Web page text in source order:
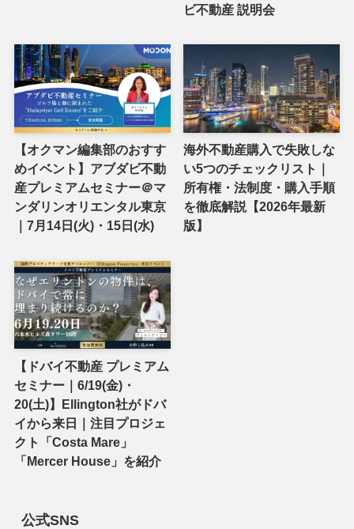
ビ不動産 説明会
【オクマン編集部のおすす
めイベント】アブダビ不動
産プレミアムセミナー＠マ
ンダリンオリエンタル東京
｜7月14日(火)・15日(水)
海外不動産購入で失敗しな
い5つのチェックリスト｜
所有権・法制度・購入手順
を徹底解説【2026年最新
版】
【ドバイ不動産 プレミアム
セミナー｜6/19(金)・
20(土)】Ellington社がドバ
イから来日｜注目プロジェ
クト「Costa Mare」
「Mercer House」を紹介
公式SNS